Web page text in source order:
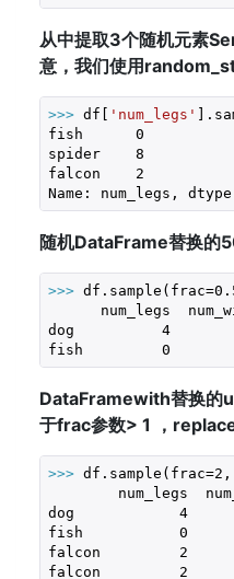
从中提取3个随机元素
意，我们使用
>>> df[ 'num_legs'
fish 0
spider 8
falcon 2
Name: num_legs,
随机DataFrame替换的
>>> df.sample(frac=
num_legs
dog 4
fish 0
DataFramewith替换的
于frac参数> 1 ，
>>> df.sample(frac=2 ,
num_legs
dog 4
fish 0
falcon 2
falcon 2